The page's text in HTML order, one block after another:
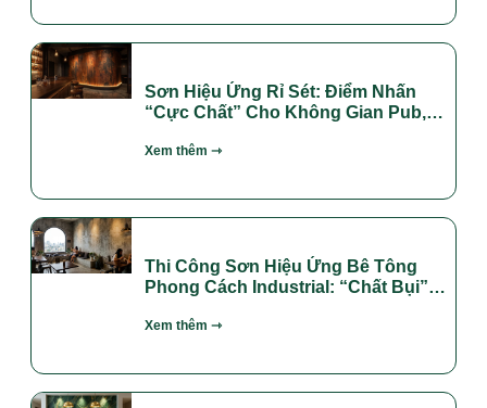
Sơn Hiệu Ứng Rỉ Sét: Điểm Nhấn
“Cực Chất” Cho Không Gian Pub,
Xem thêm ⇾
Thi Công Sơn Hiệu Ứng Bê Tông
Phong Cách Industrial: “Chất Bụi”
Phòng
Xem thêm ⇾